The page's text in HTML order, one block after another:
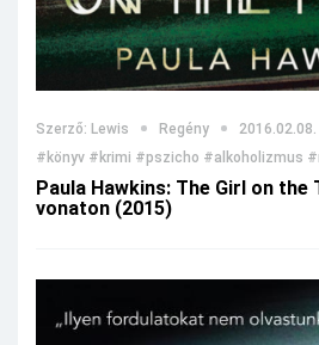
Szerző: Lewis Regény
#könyv #krimi #pszicho #alkoholizmus
Paula Hawkins: The Girl on the
vonaton (2015)